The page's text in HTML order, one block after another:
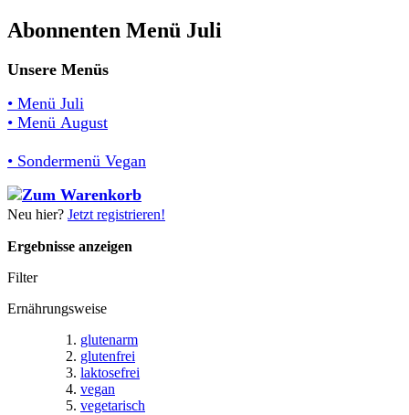
Abonnenten Menü Juli
Unsere Menüs
• Menü Juli
• Menü August
• Sondermenü Vegan
Neu hier? Jetzt registrieren!
Ergebnisse anzeigen
Filter
Ernährungsweise
glutenarm
glutenfrei
laktosefrei
vegan
vegetarisch